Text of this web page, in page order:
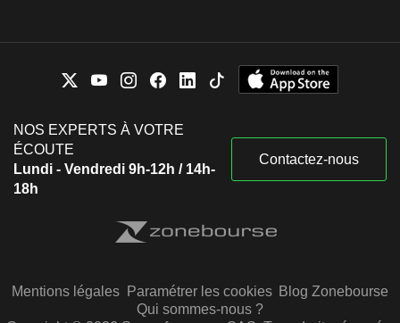
NOS EXPERTS À VOTRE
ÉCOUTE
Lundi - Vendredi 9h-12h / 14h-
18h
Contactez-nous
Mentions légales Paramétrer les cookies Blog Zonebourse
Qui sommes-nous ?